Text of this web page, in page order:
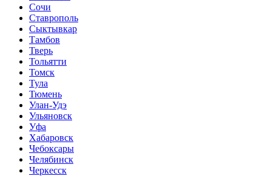
Сочи
Ставрополь
Сыктывкар
Тамбов
Тверь
Тольятти
Томск
Тула
Тюмень
Улан-Удэ
Ульяновск
Уфа
Хабаровск
Чебоксары
Челябинск
Черкесск